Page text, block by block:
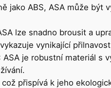
jako ABS, ASA může být
lze snadno brousit a
vynikající
ASA je robustní materiál s
přispívá k jeho